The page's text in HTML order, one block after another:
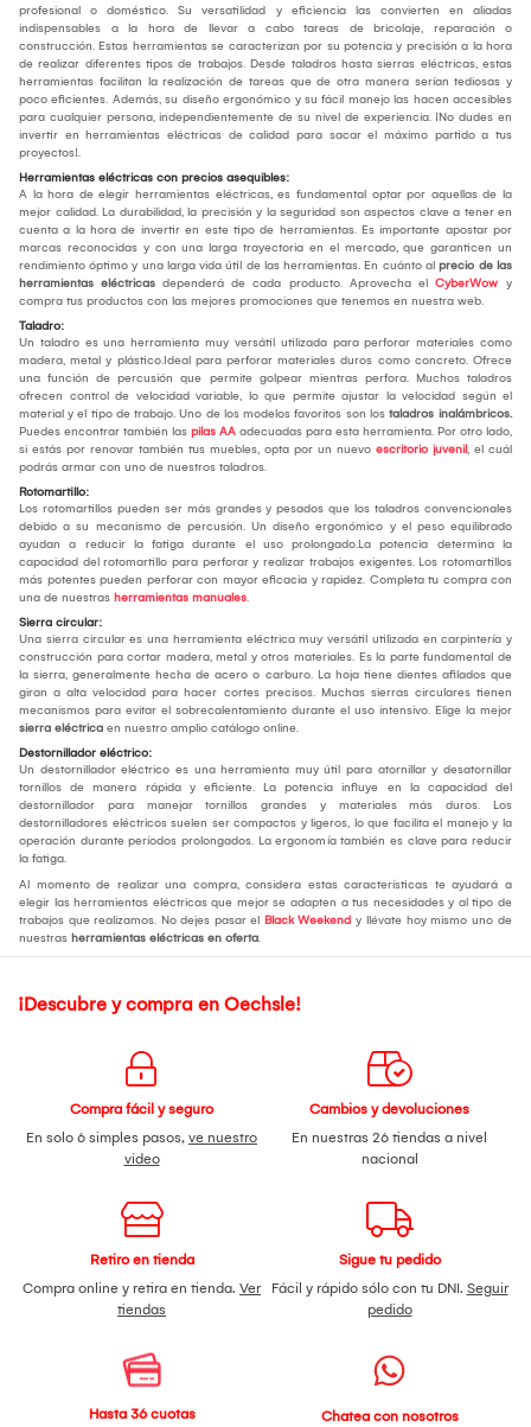
profesional o doméstico. Su versatilidad y eficiencia las convierten en aliadas
indispensables a la hora de llevar a cabo tareas de bricolaje, reparación o
construcción. Estas herramientas se caracterizan por su potencia y precisión a la hora
de realizar diferentes tipos de trabajos. Desde taladros hasta sierras eléctricas, estas
herramientas facilitan la realización de tareas que de otra manera serían tediosas y
poco eficientes. Además, su diseño ergonómico y su fácil manejo las hacen accesibles
para cualquier persona, independientemente de su nivel de experiencia. ¡No dudes en
invertir en herramientas eléctricas de calidad para sacar el máximo partido a tus
proyectos!.
Herramientas eléctricas con precios asequibles:
A la hora de elegir herramientas eléctricas, es fundamental optar por aquellas de la
mejor calidad. La durabilidad, la precisión y la seguridad son aspectos clave a tener en
cuenta a la hora de invertir en este tipo de herramientas. Es importante apostar por
marcas reconocidas y con una larga trayectoria en el mercado, que garanticen un
rendimiento óptimo y una larga vida útil de las herramientas. En cuánto al precio de las
herramientas eléctricas dependerá de cada producto. Aprovecha el CyberWow y
compra tus productos con las mejores promociones que tenemos en nuestra web.
Taladro:
Un taladro es una herramienta muy versátil utilizada para perforar materiales como
madera, metal y plástico.Ideal para perforar materiales duros como concreto. Ofrece
una función de percusión que permite golpear mientras perfora. Muchos taladros
ofrecen control de velocidad variable, lo que permite ajustar la velocidad según el
material y el tipo de trabajo. Uno de los modelos favoritos son los taladros inalámbricos.
Puedes encontrar también las pilas AA adecuadas para esta herramienta. Por otro lado,
si estás por renovar también tus muebles, opta por un nuevo escritorio juvenil, el cuál
podrás armar con uno de nuestros taladros.
Rotomartillo:
Los rotomartillos pueden ser más grandes y pesados que los taladros convencionales
debido a su mecanismo de percusión. Un diseño ergonómico y el peso equilibrado
ayudan a reducir la fatiga durante el uso prolongado.La potencia determina la
capacidad del rotomartillo para perforar y realizar trabajos exigentes. Los rotomartillos
más potentes pueden perforar con mayor eficacia y rapidez. Completa tu compra con
una de nuestras herramientas manuales.
Sierra circular:
Una sierra circular es una herramienta eléctrica muy versátil utilizada en carpintería y
construcción para cortar madera, metal y otros materiales. Es la parte fundamental de
la sierra, generalmente hecha de acero o carburo. La hoja tiene dientes afilados que
giran a alta velocidad para hacer cortes precisos. Muchas sierras circulares tienen
mecanismos para evitar el sobrecalentamiento durante el uso intensivo. Elige la mejor
sierra eléctrica en nuestro amplio catálogo online.
Destornillador eléctrico:
Un destornillador eléctrico es una herramienta muy útil para atornillar y desatornillar
tornillos de manera rápida y eficiente. La potencia influye en la capacidad del
destornillador para manejar tornillos grandes y materiales más duros. Los
destornilladores eléctricos suelen ser compactos y ligeros, lo que facilita el manejo y la
operación durante períodos prolongados. La ergonomía también es clave para reducir
la fatiga.
Al momento de realizar una compra, considera estas características te ayudará a
elegir las herramientas eléctricas que mejor se adapten a tus necesidades y al tipo de
trabajos que realizamos. No dejes pasar el Black Weekend y llévate hoy mismo uno de
nuestras herramientas eléctricas en oferta.
¡Descubre y compra en Oechsle!
Compra fácil y seguro
En solo 6 simples pasos, ve nuestro
video
Cambios y devoluciones
En nuestras 26 tiendas a nivel
nacional
Retiro en tienda
Compra online y retira en tienda. Ver
tiendas
Sigue tu pedido
Fácil y rápido sólo con tu DNI. Seguir
pedido
Hasta 36 cuotas
Chatea con nosotros